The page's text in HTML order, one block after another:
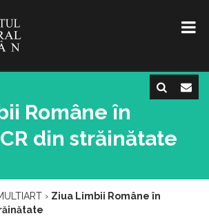
Române în
din străinătate
› Ziua Limbii Române în